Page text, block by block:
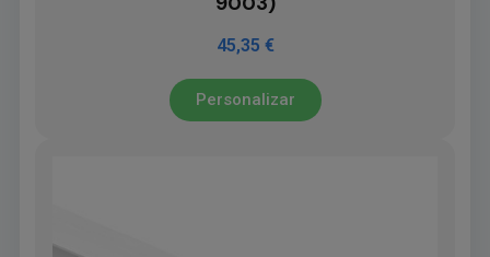
45,35 €
Personalizar